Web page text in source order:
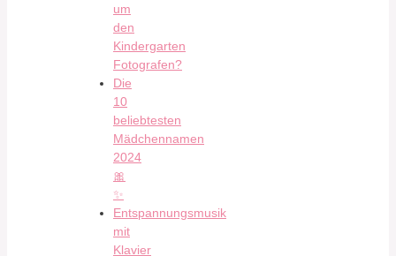
um
den
Kindergarten
Fotografen?
Die
10
beliebtesten
Mädchennamen
2024
🎀
✨
Entspannungsmusik
mit
Klavier